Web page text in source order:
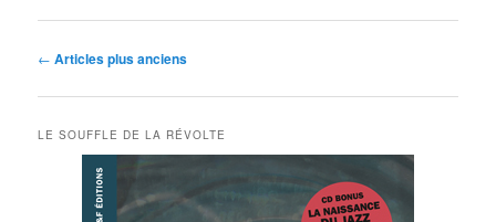
Navigation
articles
← Articles plus anciens
LE SOUFFLE DE LA RÉVOLTE